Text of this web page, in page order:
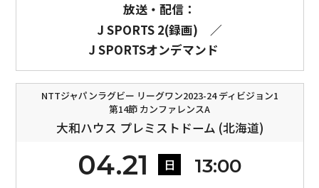
放送・配信：
J SPORTS 2(録画)
／
J SPORTSオンデマンド
NTTジャパンラグビー リーグワン2023-24 ディビジョン1
第14節 カンファレンスA
大和ハウス プレミストドーム (北海道)
04.21 日 13:00